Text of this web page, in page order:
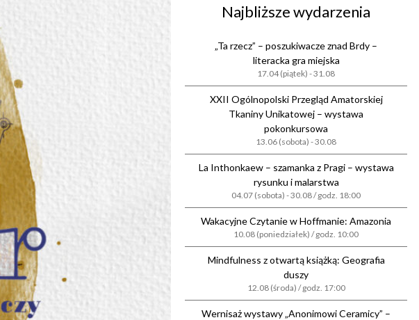
Najbliższe wydarzenia
„Ta rzecz” – poszukiwacze znad Brdy –
literacka gra miejska
17.04 (piątek) - 31.08
XXII Ogólnopolski Przegląd Amatorskiej
Tkaniny Unikatowej – wystawa
pokonkursowa
13.06 (sobota) - 30.08
La Inthonkaew – szamanka z Pragi – wystawa
rysunku i malarstwa
04.07 (sobota) - 30.08 / godz. 18:00
Wakacyjne Czytanie w Hoffmanie: Amazonia
10.08 (poniedziałek) / godz. 10:00
Mindfulness z otwartą książką: Geografia
duszy
12.08 (środa) / godz. 17:00
Wernisaż wystawy „Anonimowi Ceramicy” –